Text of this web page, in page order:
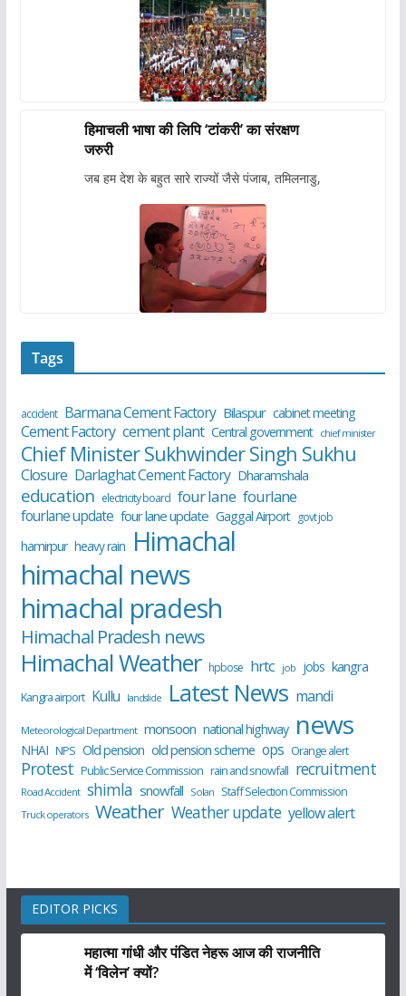
हिमाचली भाषा की लिपि ‘टांकरी’ का संरक्षण
जरुरी
जब हम देश के बहुत सारे राज्यों जैसे पंजाब, तमिलनाडु,
Tags
accident Barmana Cement Factory Bilaspur cabinet meeting
Cement Factory cement plant Central government chief minister
Chief Minister Sukhwinder Singh Sukhu
Closure Darlaghat Cement Factory Dharamshala
education electricity board four lane fourlane
fourlane update four lane update Gaggal Airport govt job
hamirpur heavy rain Himachal
himachal news
himachal pradesh
Himachal Pradesh news
Himachal Weather hpbose hrtc job jobs kangra
Kangra airport Kullu landslide Latest News mandi
Meteorological Department monsoon national highway news
NHAI NPS Old pension old pension scheme ops Orange alert
Protest Public Service Commission rain and snowfall recruitment
Road Accident shimla snowfall Solan Staff Selection Commission
Truck operators Weather Weather update yellow alert
EDITOR PICKS
महात्मा गांधी और पंडित नेहरू आज की राजनीति
में ‘विलेन’ क्यों?